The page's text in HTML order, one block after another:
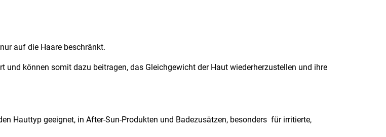
auf die Haare beschränkt.
können somit dazu beitragen, das Gleichgewicht der Haut wiederherzustellen und ihre
Hauttyp geeignet, in After-Sun-Produkten und Badezusätzen, besonders für irritierte,